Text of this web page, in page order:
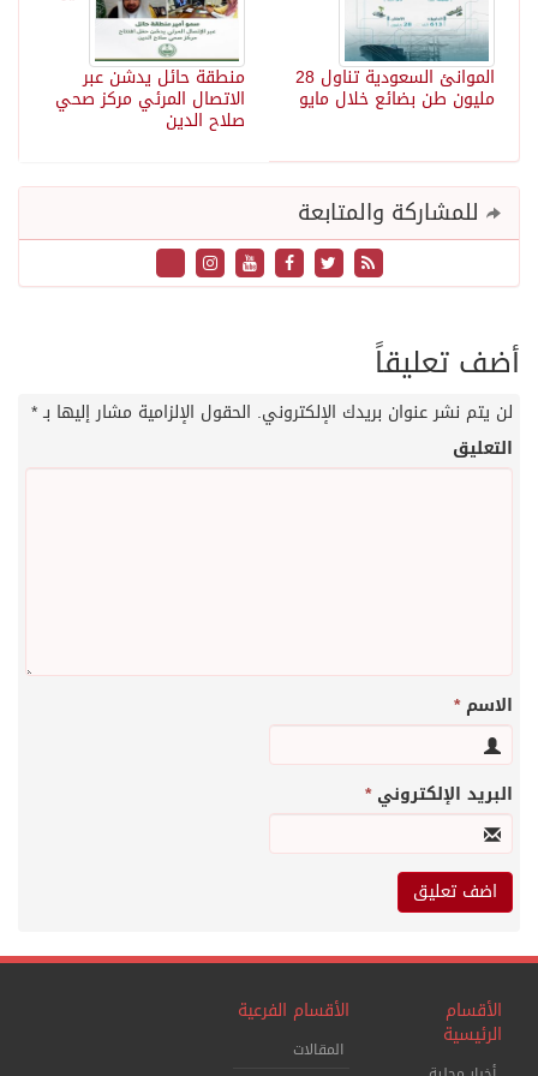
منطقة حائل يدشن عبر
الاتصال المرئي مركز صحي
صلاح الدين ‏
الموانئ السعودية تناول 28
مليون طن بضائع خلال مايو
للمشاركة والمتابعة
أضف تعليقاً
لن يتم نشر عنوان بريدك الإلكتروني. الحقول الإلزامية مشار إليها بـ*
التعليق
الاسم*
البريد الإلكتروني*
الأقسام
الرئيسية
الأقسام الفرعية
المقالات